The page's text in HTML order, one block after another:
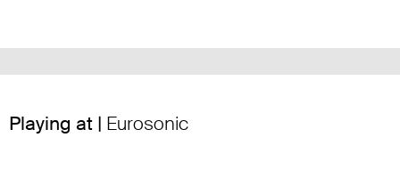
Playing at | Eurosonic